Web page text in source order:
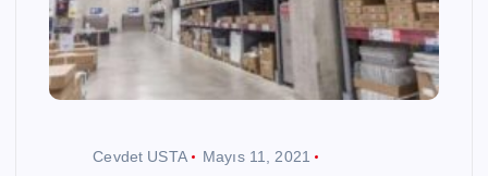
Cevdet USTA
Mayıs 11, 2021